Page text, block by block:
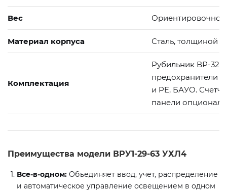
Вес Ориентировочно
Материал корпуса Сталь, толщиной
Комплектация
Рубильник ВР-32
предохранители
и PE, БАУО.
панели
Преимущества модели ВРУ1-29-63 УХЛ4
Все-в-одном: Объединяет ввод, учет, распределение
и автоматическое управление освещением в одном